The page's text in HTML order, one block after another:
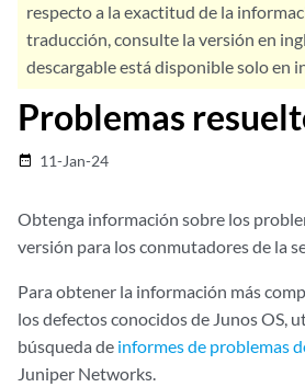
respecto a la exactitud de la
traducción, consulte la versión en
descargable está disponible solo en
Problemas
date_range 11-Jan-24
Obtenga información sobre los
versión para los conmutadores de la
Para obtener la información más
los defectos conocidos de Junos OS,
búsqueda de informes de problemas
Juniper Networks.